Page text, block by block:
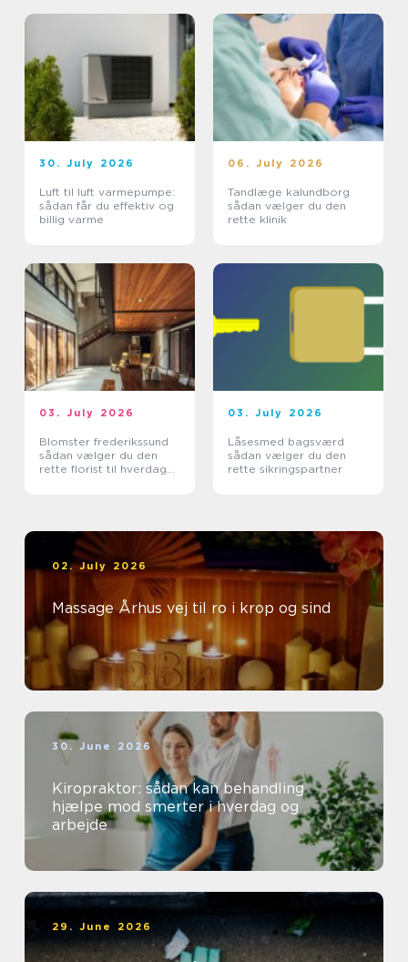
30. July 2026
Luft til luft varmepumpe:
sådan får du effektiv og
billig varme
06. July 2026
Tandlæge kalundborg
sådan vælger du den
rette klinik
03. July 2026
Blomster frederikssund
sådan vælger du den
rette florist til hverdag
03. July 2026
Låsesmed bagsværd
sådan vælger du den
rette sikringspartner
02. July 2026
Massage Århus vej til ro i krop og sind
30. June 2026
Kiropraktor: sådan kan behandling
hjælpe mod smerter i hverdag og
arbejde
29. June 2026